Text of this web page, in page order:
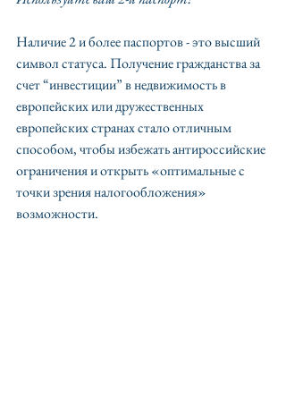
Наличие 2 и более паспортов - это высший
символ статуса. Получение гражданства за
счет “инвестиции” в недвижимость в
европейских или дружественных
европейских странах стало отличным
способом, чтобы избежать антироссийские
ограничения и открыть «оптимальные с
точки зрения налогообложения»
возможности.